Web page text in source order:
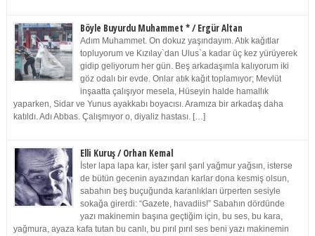
Böyle Buyurdu Muhammet * / Ergür Altan
Adım Muhammet. On dokuz yaşındayım. Atık kağıtlar
topluyorum ve Kızılay`dan Ulus`a kadar üç kez yürüyerek
gidip geliyorum her gün. Beş arkadaşımla kalıyorum iki
göz odalı bir evde. Onlar atık kağıt toplamıyor; Mevlüt
inşaatta çalışıyor mesela, Hüseyin halde hamallık
yaparken, Sidar ve Yunus ayakkabı boyacısı. Aramıza bir arkadaş daha
katıldı. Adı Abbas. Çalışmıyor o, diyaliz hastası. […]
Elli Kuruş / Orhan Kemal
İster lapa lapa kar, ister şarıl şarıl yağmur yağsın, isterse
de bütün gecenin ayazından karlar dona kesmiş olsun,
sabahın beş buçuğunda karanlıkları ürperten sesiyle
sokağa girerdi: “Gazete, havadiis!” Sabahın dördünde
yazı makinemin başına geçtiğim için, bu ses, bu kara,
yağmura, ayaza kafa tutan bu canlı, bu pırıl pırıl ses beni yazı makinemin